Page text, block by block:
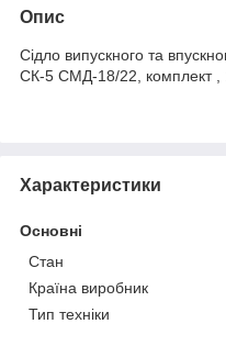
Опис
Сідло випускного та
СК-5 СМД-18/22, комплект ,
Характеристики
Основні
Стан
Країна виробник
Тип техніки